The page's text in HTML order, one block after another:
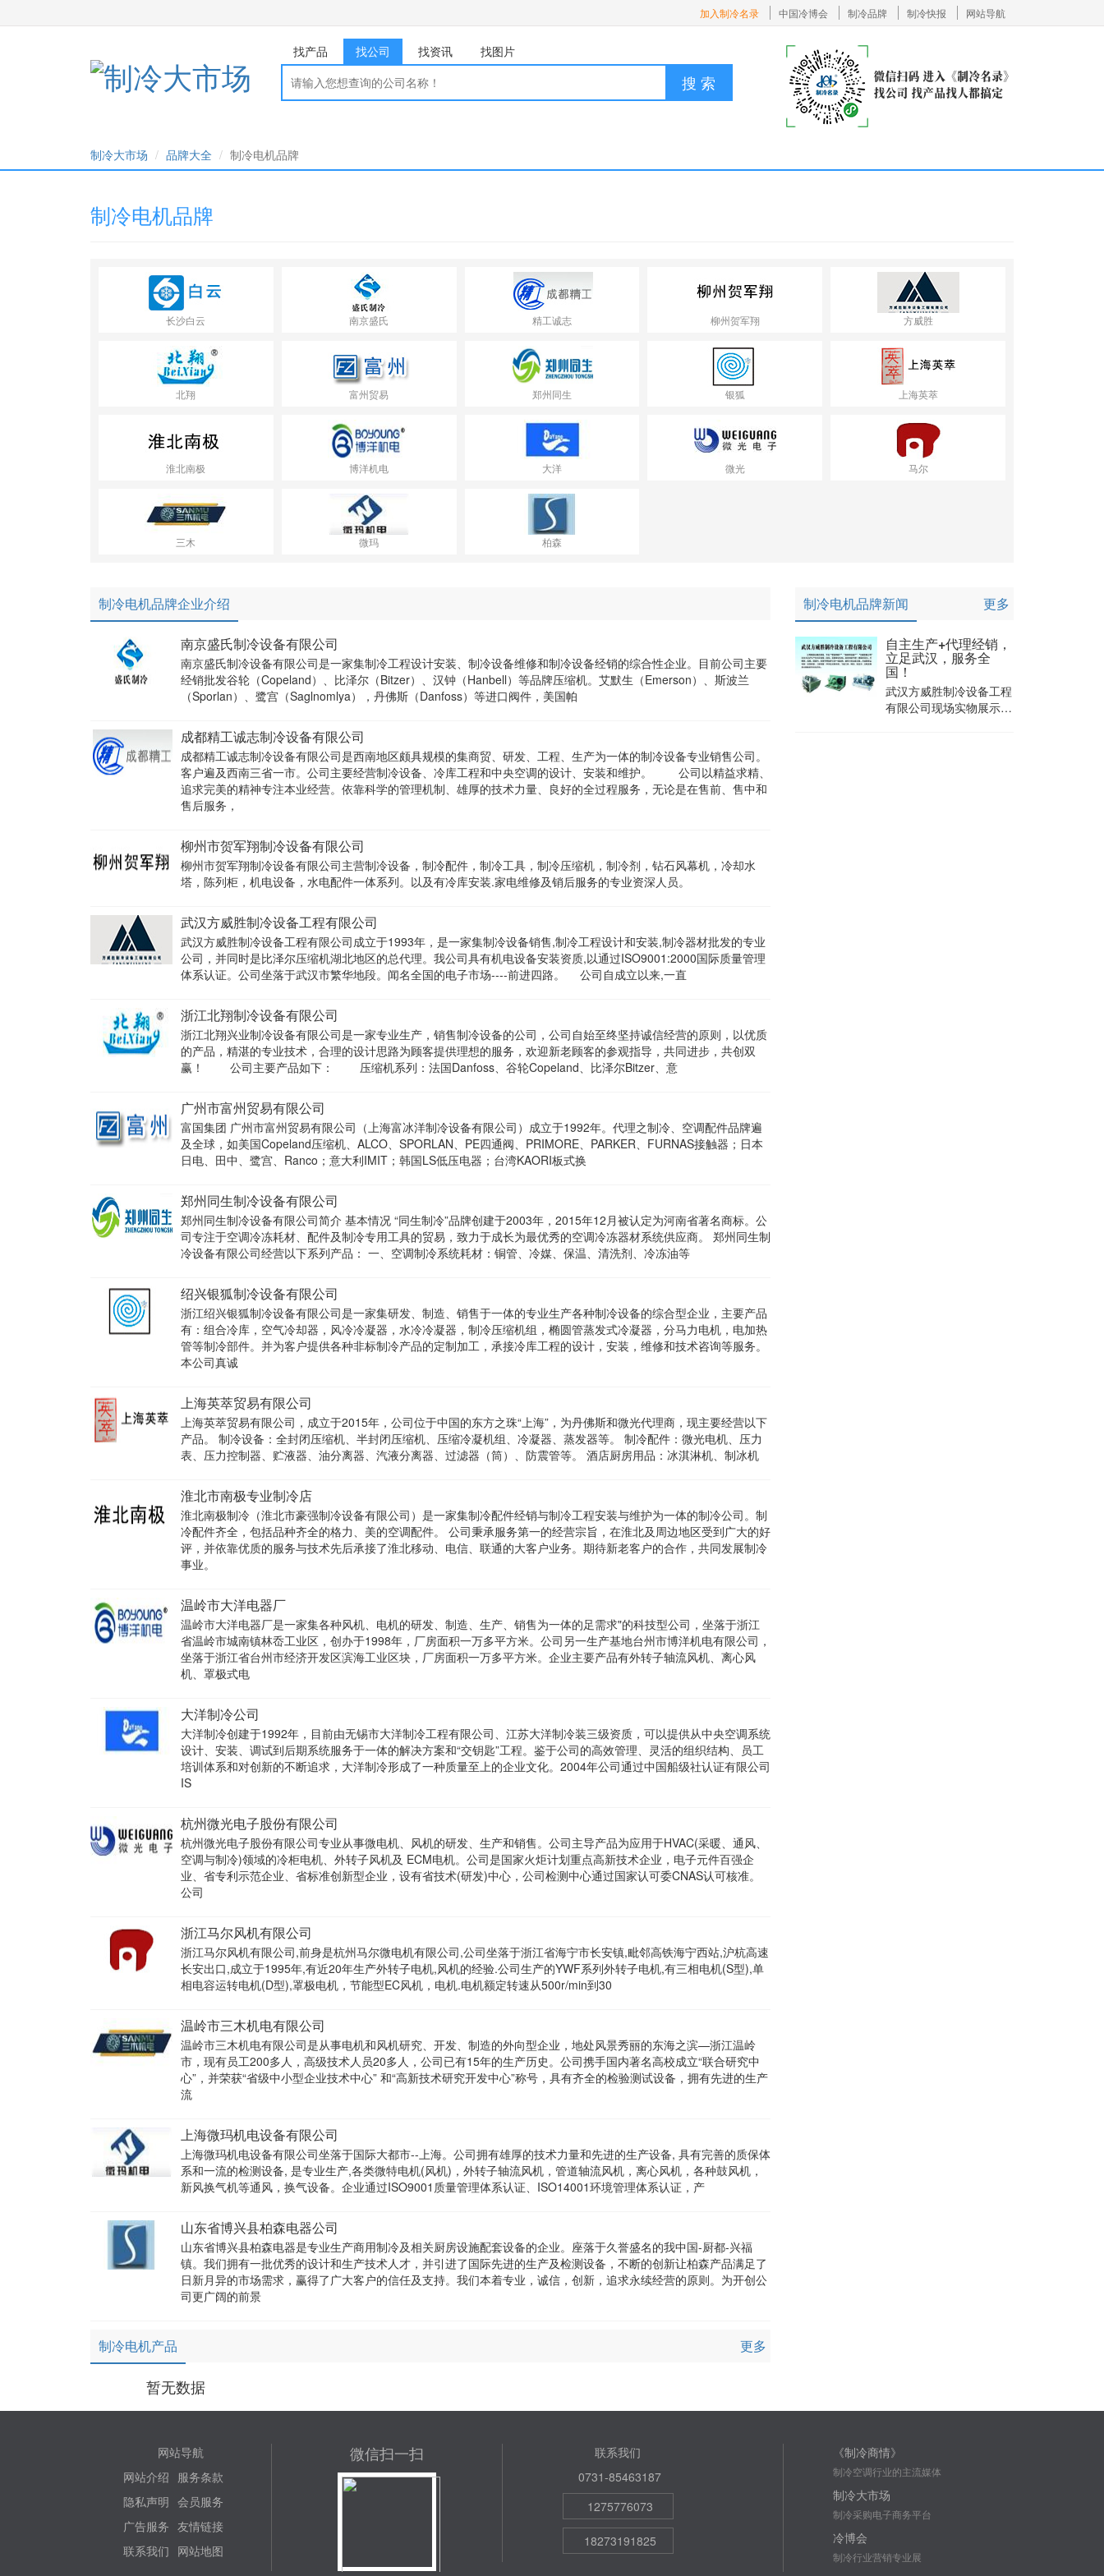
加入制冷名录 中国冷博会 制冷品牌 制冷快报 网站导航
找产品 找公司 找资讯 找图片
搜 索
制冷大市场 品牌大全 制冷电机品牌
制冷电机品牌
长沙白云 南京盛氏 精工诚志 柳州贺军翔 方威胜
北翔 富州贸易 郑州同生 银狐 上海英萃
淮北南极 博洋机电 大洋 微光 马尔
三木 微玛 柏森
制冷电机品牌企业介绍
南京盛氏制冷设备有限公司
南京盛氏制冷设备有限公司是一家集制冷工程设计安装、制冷设备维修和制冷设备经销的综合性企业。目前公司主要
经销批发谷轮（Copeland）、比泽尔（Bitzer）、汉钟（Hanbell）等品牌压缩机。艾默生（Emerson）、斯波兰
（Sporlan）、鹭宫（Saglnomlya），丹佛斯（Danfoss）等进口阀件，美国帕
成都精工诚志制冷设备有限公司
成都精工诚志制冷设备有限公司是西南地区颇具规模的集商贸、研发、工程、生产为一体的制冷设备专业销售公司。
客户遍及西南三省一市。公司主要经营制冷设备、冷库工程和中央空调的设计、安装和维护。 公司以精益求精、
追求完美的精神专注本业经营。依靠科学的管理机制、雄厚的技术力量、良好的全过程服务，无论是在售前、售中和
售后服务，
柳州市贺军翔制冷设备有限公司
柳州市贺军翔制冷设备有限公司主营制冷设备，制冷配件，制冷工具，制冷压缩机，制冷剂，钻石风幕机，冷却水
塔，陈列柜，机电设备，水电配件一体系列。以及有冷库安装.家电维修及销后服务的专业资深人员。
武汉方威胜制冷设备工程有限公司
武汉方威胜制冷设备工程有限公司成立于1993年，是一家集制冷设备销售,制冷工程设计和安装,制冷器材批发的专业
公司，并同时是比泽尔压缩机湖北地区的总代理。我公司具有机电设备安装资质,以通过ISO9001:2000国际质量管理
体系认证。公司坐落于武汉市繁华地段。闻名全国的电子市场----前进四路。 公司自成立以来,一直
浙江北翔制冷设备有限公司
浙江北翔兴业制冷设备有限公司是一家专业生产，销售制冷设备的公司，公司自始至终坚持诚信经营的原则，以优质
的产品，精湛的专业技术，合理的设计思路为顾客提供理想的服务，欢迎新老顾客的参观指导，共同进步，共创双
赢！ 公司主要产品如下： 压缩机系列：法国Danfoss、谷轮Copeland、比泽尔Bitzer、意
广州市富州贸易有限公司
富国集团 广州市富州贸易有限公司（上海富冰洋制冷设备有限公司）成立于1992年。代理之制冷、空调配件品牌遍
及全球，如美国Copeland压缩机、ALCO、SPORLAN、PE四通阀、PRIMORE、PARKER、FURNAS接触器；日本
日电、田中、鹭宫、Ranco；意大利IMIT；韩国LS低压电器；台湾KAORI板式换
郑州同生制冷设备有限公司
郑州同生制冷设备有限公司简介 基本情况 “同生制冷”品牌创建于2003年，2015年12月被认定为河南省著名商标。公
司专注于空调冷冻耗材、配件及制冷专用工具的贸易，致力于成长为最优秀的空调冷冻器材系统供应商。 郑州同生制
冷设备有限公司经营以下系列产品： 一、空调制冷系统耗材：铜管、冷媒、保温、清洗剂、冷冻油等
绍兴银狐制冷设备有限公司
浙江绍兴银狐制冷设备有限公司是一家集研发、制造、销售于一体的专业生产各种制冷设备的综合型企业，主要产品
有：组合冷库，空气冷却器，风冷冷凝器，水冷冷凝器，制冷压缩机组，椭圆管蒸发式冷凝器，分马力电机，电加热
管等制冷部件。并为客户提供各种非标制冷产品的定制加工，承接冷库工程的设计，安装，维修和技术咨询等服务。
本公司真诚
上海英萃贸易有限公司
上海英萃贸易有限公司，成立于2015年，公司位于中国的东方之珠“上海”，为丹佛斯和微光代理商，现主要经营以下
产品。 制冷设备：全封闭压缩机、半封闭压缩机、压缩冷凝机组、冷凝器、蒸发器等。 制冷配件：微光电机、压力
表、压力控制器、贮液器、油分离器、汽液分离器、过滤器（筒）、防震管等。 酒店厨房用品：冰淇淋机、制冰机
淮北市南极专业制冷店
淮北南极制冷（淮北市豪强制冷设备有限公司）是一家集制冷配件经销与制冷工程安装与维护为一体的制冷公司。制
冷配件齐全，包括品种齐全的格力、美的空调配件。 公司秉承服务第一的经营宗旨，在淮北及周边地区受到广大的好
评，并依靠优质的服务与技术先后承接了淮北移动、电信、联通的大客户业务。期待新老客户的合作，共同发展制冷
事业。
温岭市大洋电器厂
温岭市大洋电器厂是一家集各种风机、电机的研发、制造、生产、销售为一体的足需求"的科技型公司，坐落于浙江
省温岭市城南镇林岙工业区，创办于1998年，厂房面积一万多平方米。公司另一生产基地台州市博洋机电有限公司，
坐落于浙江省台州市经济开发区滨海工业区块，厂房面积一万多平方米。企业主要产品有外转子轴流风机、离心风
机、罩极式电
大洋制冷公司
大洋制冷创建于1992年，目前由无锡市大洋制冷工程有限公司、江苏大洋制冷装三级资质，可以提供从中央空调系统
设计、安装、调试到后期系统服务于一体的解决方案和“交钥匙”工程。鉴于公司的高效管理、灵活的组织结构、员工
培训体系和对创新的不断追求，大洋制冷形成了一种质量至上的企业文化。2004年公司通过中国船级社认证有限公司
IS
杭州微光电子股份有限公司
杭州微光电子股份有限公司专业从事微电机、风机的研发、生产和销售。公司主导产品为应用于HVAC(采暖、通风、
空调与制冷)领域的冷柜电机、外转子风机及 ECM电机。公司是国家火炬计划重点高新技术企业，电子元件百强企
业、省专利示范企业、省标准创新型企业，设有省技术(研发)中心，公司检测中心通过国家认可委CNAS认可核准。
公司
浙江马尔风机有限公司
浙江马尔风机有限公司,前身是杭州马尔微电机有限公司,公司坐落于浙江省海宁市长安镇,毗邻高铁海宁西站,沪杭高速
长安出口,成立于1995年,有近20年生产外转子电机,风机的经验.公司生产的YWF系列外转子电机,有三相电机(S型),单
相电容运转电机(D型),罩极电机，节能型EC风机，电机.电机额定转速从500r/min到30
温岭市三木机电有限公司
温岭市三木机电有限公司是从事电机和风机研究、开发、制造的外向型企业，地处风景秀丽的东海之滨—浙江温岭
市，现有员工200多人，高级技术人员20多人，公司已有15年的生产历史。公司携手国内著名高校成立“联合研究中
心”，并荣获“省级中小型企业技术中心” 和“高新技术研究开发中心”称号，具有齐全的检验测试设备，拥有先进的生产
流
上海微玛机电设备有限公司
上海微玛机电设备有限公司坐落于国际大都市--上海。公司拥有雄厚的技术力量和先进的生产设备, 具有完善的质保体
系和一流的检测设备, 是专业生产,各类微特电机(风机)，外转子轴流风机，管道轴流风机，离心风机，各种鼓风机，
新风换气机等通风，换气设备。企业通过ISO9001质量管理体系认证、ISO14001环境管理体系认证，产
山东省博兴县柏森电器公司
山东省博兴县柏森电器是专业生产商用制冷及相关厨房设施配套设备的企业。座落于久誉盛名的我中国-厨都-兴福
镇。我们拥有一批优秀的设计和生产技术人才，并引进了国际先进的生产及检测设备，不断的创新让柏森产品满足了
日新月异的市场需求，赢得了广大客户的信任及支持。我们本着专业，诚信，创新，追求永续经营的原则。为开创公
司更广阔的前景
制冷电机产品 更多
暂无数据
制冷电机品牌新闻 更多
自主生产+代理经销，
立足武汉，服务全
国！
武汉方威胜制冷设备工程
有限公司现场实物展示&
网站导航
网站介绍 服务条款
隐私声明 会员服务
广告服务 友情链接
联系我们 网站地图
微信扫一扫
联系我们
0731-85463187
1275776073
18273191825
《制冷商情》
制冷空调行业的主流媒体
制冷大市场
制冷采购电子商务平台
冷博会
制冷行业营销专业展